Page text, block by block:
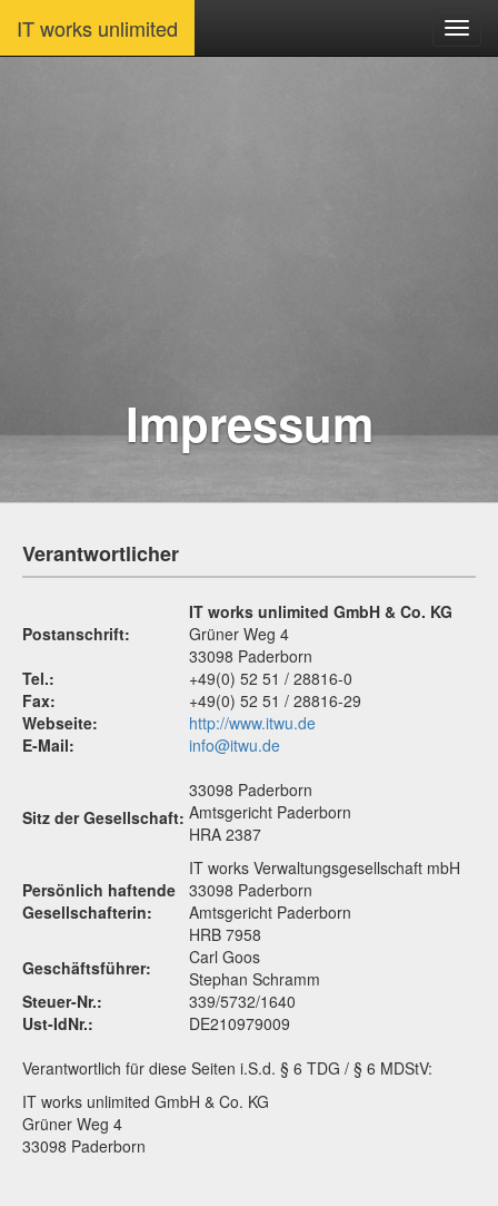
IT works unlimited
Impressum
Verantwortlicher
Postanschrift:
IT works unlimited GmbH & Co. KG
Grüner Weg 4
33098 Paderborn
Tel.:
+49(0) 52 51 / 28816-0
Fax:
+49(0) 52 51 / 28816-29
Webseite:
http://www.itwu.de
E-Mail:
info@itwu.de
Sitz der Gesellschaft:
33098 Paderborn
Amtsgericht Paderborn
HRA 2387
Persönlich haftende
Gesellschafterin:
IT works Verwaltungsgesellschaft mbH
33098 Paderborn
Amtsgericht Paderborn
HRB 7958
Geschäftsführer:
Carl Goos
Stephan Schramm
Steuer-Nr.:
339/5732/1640
Ust-IdNr.:
DE210979009
Verantwortlich für diese Seiten i.S.d. § 6 TDG / § 6 MDStV:
IT works unlimited GmbH & Co. KG
Grüner Weg 4
33098 Paderborn